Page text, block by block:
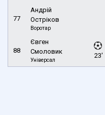
77
Андрій
Остріков
Воротар
88
Євген
Смоловик
Універсал
23'